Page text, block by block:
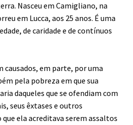
Nasceu em Camigliano, na
em Lucca, aos 25 anos. É uma
de caridade e de contínuos
em parte, por uma
pela pobreza em que sua
daqueles que se ofendiam com
seus êxtases e outros
ela acreditava serem assaltos